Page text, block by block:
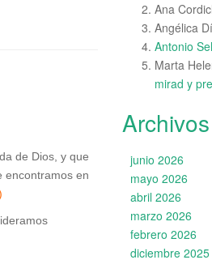
de Dios, y que
encontramos en
Ana
Angélica
Antonio
Marta
mirad y
Archivos
junio 2026
mayo 2026
abril 2026
marzo 2026
febrero 2026
diciembre 2025